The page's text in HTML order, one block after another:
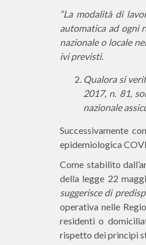
“La modalità di
automatica ad ogni
nazionale o locale
ivi previsti.
Qualora si
2017, n. 81,
nazionale
Successivamente
epidemiologica
Come stabilito
della legge 22
suggerisce di
operativa nelle
residenti o
rispetto dei principi